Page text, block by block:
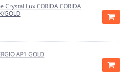
Crystal Lux CORIDA CORIDA
GOLD
AP1 GOLD